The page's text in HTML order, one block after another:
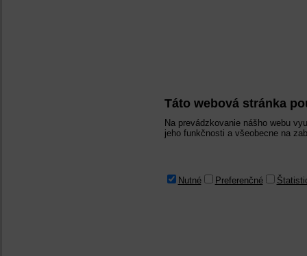
Táto webová stránka
Na prevádzkovanie nášho webu
jeho funkčnosti a všeobecne na
Nutné Preferenčné